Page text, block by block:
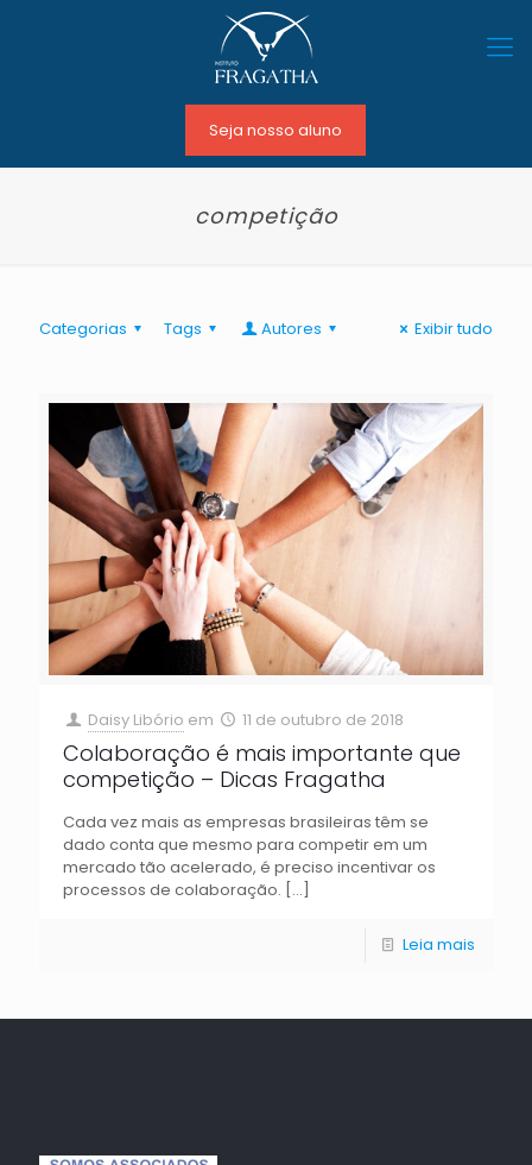
Seja nosso aluno
competição
Categorias Tags Autores Exibir tudo
Daisy Libório em 11 de outubro de 2018
Colaboração é mais importante que
competição – Dicas Fragatha
Cada vez mais as empresas brasileiras têm se
dado conta que mesmo para competir em um
mercado tão acelerado, é preciso incentivar os
processos de colaboração. […]
Leia mais